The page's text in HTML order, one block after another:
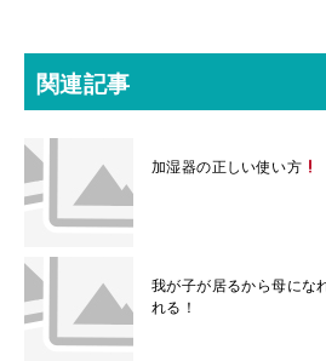
eb
o
itt
er
se
r
関連記事
加湿器の正しい使い方
我が子が居るから母にな
れる！